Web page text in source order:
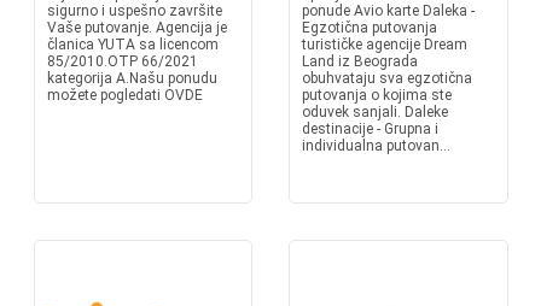
sigurno i uspešno završite
Vaše putovanje. Agencija je
članica YUTA sa licencom
85/2010.OTP 66/2021
kategorija A.Našu ponudu
možete pogledati OVDE
ponude Avio karte Daleka -
Egzotična putovanja
turističke agencije Dream
Land iz Beograda
obuhvataju sva egzotična
putovanja o kojima ste
oduvek sanjali. Daleke
destinacije - Grupna i
individualna putovan...